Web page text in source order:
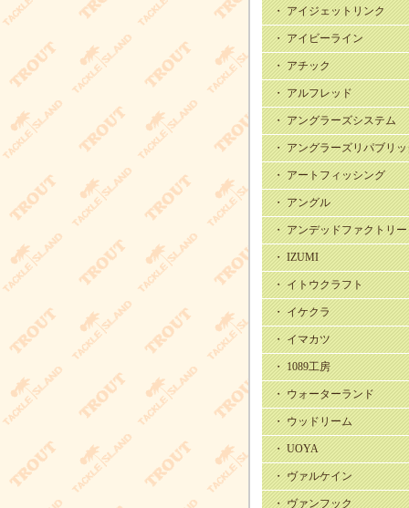
・ アイジェットリンク
・ アイビーライン
・ アチック
・ アルフレッド
・ アングラーズシステム
・ アングラーズリパブリ
・ アートフィッシング
・ アングル
・ アンデッドファクトリー
・ IZUMI
・ イトウクラフト
・ イケクラ
・ イマカツ
・ 1089工房
・ ウォーターランド
・ ウッドリーム
・ UOYA
・ ヴァルケイン
・ ヴァンフック